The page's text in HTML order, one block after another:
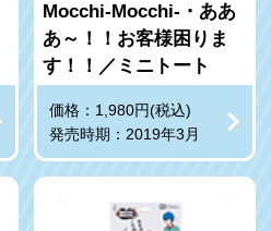
Mocchi-Mocchi-・ああ
あ～！！お客様困りま
す！！／ミニトート
価格：1,980円(税込)
発売時期：2019年3月